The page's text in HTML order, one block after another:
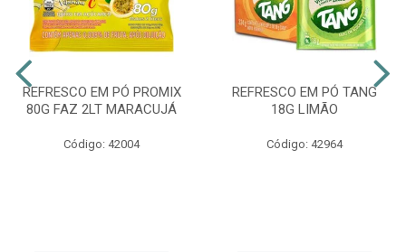
REFRESCO EM PÓ PROMIX
80G FAZ 2LT MARACUJÁ
Código: 42004
REFRESCO EM PÓ TANG
18G LIMÃO
Código: 42964